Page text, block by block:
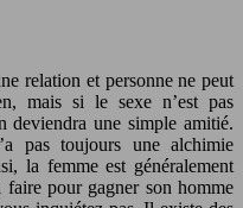
relation et personne ne peut
mais si le sexe n’est pas
deviendra une simple amitié.
pas toujours une alchimie
la femme est généralement
pour gagner son homme